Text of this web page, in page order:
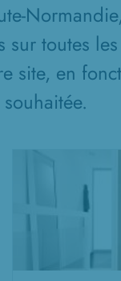
sur toutes
site, en